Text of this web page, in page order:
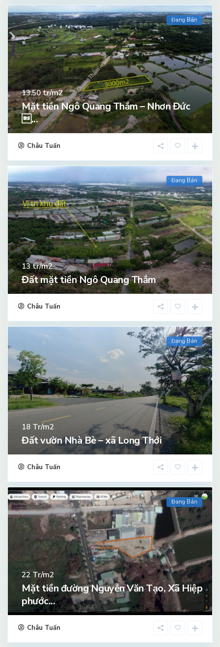
Đang Bán
13.50tr/m2
Mặt tiền Ngô Quang Thắm – Nhơn Đức
...
Châu Tuấn
Đang Bán
13tr/m2
Đất mặt tiền Ngô Quang Thắm
Châu Tuấn
Đang Bán
18 Tr/m2
Đất vườn Nhà Bè – xã Long Thới
Châu Tuấn
Đang Bán
22Tr/m2
Mặt tiền đường Nguyễn Văn Tạo, Xã Hiệp
phước...
Châu Tuấn